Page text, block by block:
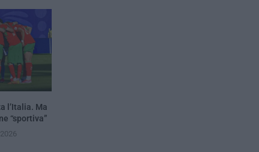
l’Italia. Ma
“sportiva”